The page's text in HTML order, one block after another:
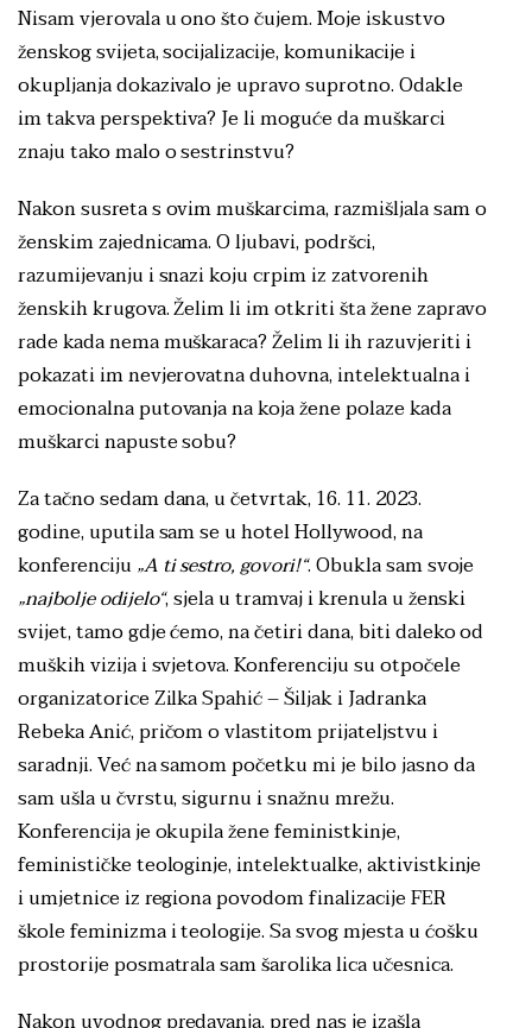
Nisam vjerovala u ono što čujem. Moje iskustvo
ženskog svijeta, socijalizacije, komunikacije i
okupljanja dokazivalo je upravo suprotno. Odakle
im takva perspektiva? Je li moguće da muškarci
znaju tako malo o sestrinstvu?
Nakon susreta s ovim muškarcima, razmišljala sam o
ženskim zajednicama. O ljubavi, podršci,
razumijevanju i snazi koju crpim iz zatvorenih
ženskih krugova. Želim li im otkriti šta žene zapravo
rade kada nema muškaraca? Želim li ih razuvjeriti i
pokazati im nevjerovatna duhovna, intelektualna i
emocionalna putovanja na koja žene polaze kada
muškarci napuste sobu?
Za tačno sedam dana, u četvrtak, 16. 11. 2023.
godine, uputila sam se u hotel Hollywood, na
konferenciju „A ti sestro, govori!“. Obukla sam svoje
„najbolje odijelo“, sjela u tramvaj i krenula u ženski
svijet, tamo gdje ćemo, na četiri dana, biti daleko od
muških vizija i svjetova. Konferenciju su otpočele
organizatorice Zilka Spahić – Šiljak i Jadranka
Rebeka Anić, pričom o vlastitom prijateljstvu i
saradnji. Već na samom početku mi je bilo jasno da
sam ušla u čvrstu, sigurnu i snažnu mrežu.
Konferencija je okupila žene feministkinje,
feminističke teologinje, intelektualke, aktivistkinje
i umjetnice iz regiona povodom finalizacije FER
škole feminizma i teologije. Sa svog mjesta u ćošku
prostorije posmatrala sam šarolika lica učesnica.